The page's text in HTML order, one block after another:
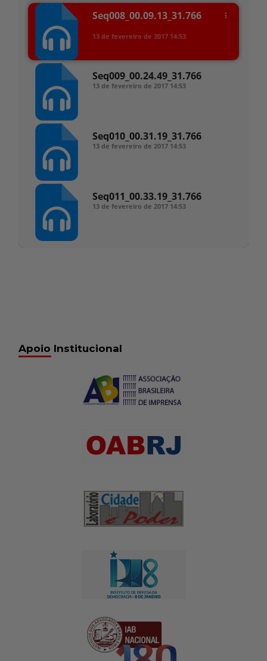
Seq008_00.09.13_31.766
13 de fevereiro de 2017 14:53
Seq009_00.24.49_31.766
13 de fevereiro de 2017 14:53
Seq010_00.31.19_31.766
13 de fevereiro de 2017 14:53
Seq011_00.33.19_31.766
13 de fevereiro de 2017 14:53
Apoio Institucional